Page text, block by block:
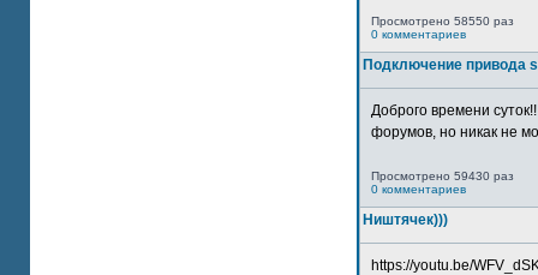
Просмотрено 58550 раз
0 комментариев
Подключение привода
Доброго времени
форумов, но никак не
Просмотрено 59430 раз
0 комментариев
Ништячек)))
https://youtu.be/